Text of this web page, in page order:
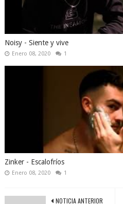
Noisy - Siente y vive
Enero 08, 2020 1
Zinker - Escalofríos
Enero 08, 2020 1
NOTICIA ANTERIOR